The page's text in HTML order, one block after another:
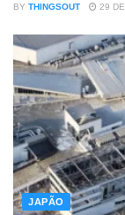
BY THINGSOUT 29
JAPÃO